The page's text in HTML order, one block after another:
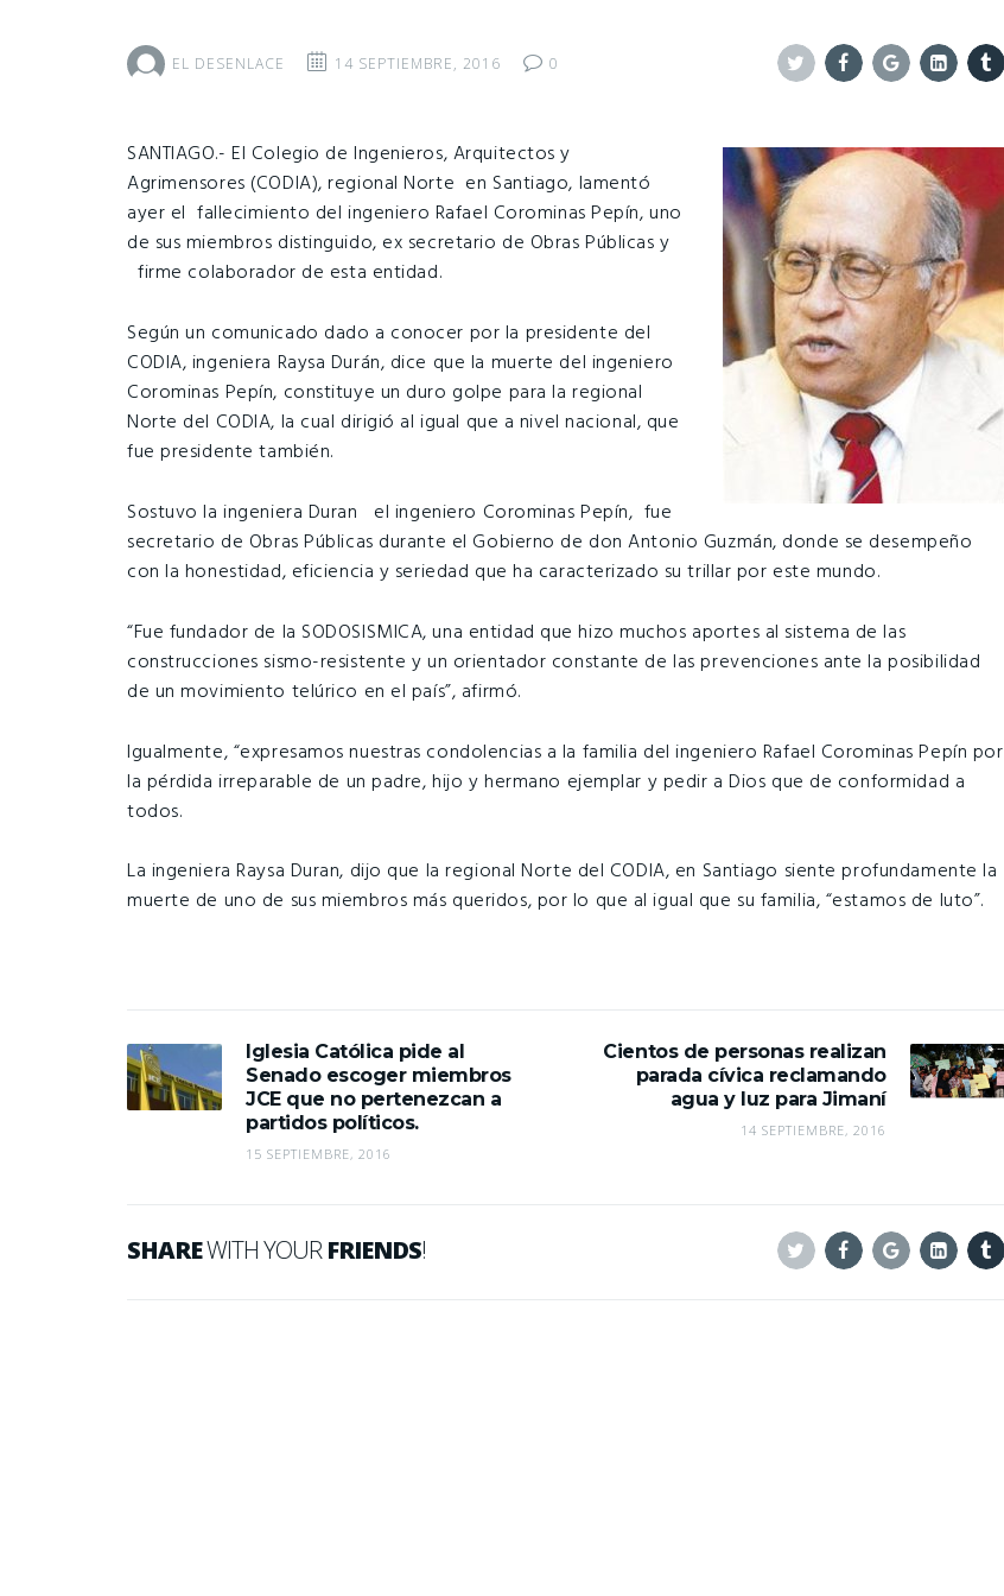
EL DESENLACE 14 SEPTIEMBRE, 2016
0
SANTIAGO.- El Colegio de Ingenieros, Arquitectos y
Agrimensores (CODIA), regional Norte en Santiago, lamentó
ayer el fallecimiento del ingeniero Rafael Corominas Pepín, uno
de sus miembros distinguido, ex secretario de Obras Públicas y
firme colaborador de esta entidad.
Según un comunicado dado a conocer por la presidente del
CODIA, ingeniera Raysa Durán, dice que la muerte del ingeniero
Corominas Pepín, constituye un duro golpe para la regional
Norte del CODIA, la cual dirigió al igual que a nivel nacional, que
fue presidente también.
Sostuvo la ingeniera Duran el ingeniero Corominas Pepín, fue
secretario de Obras Públicas durante el Gobierno de don Antonio Guzmán, donde se desempeño
con la honestidad, eficiencia y seriedad que ha caracterizado su trillar por este mundo.
“Fue fundador de la SODOSISMICA, una entidad que hizo muchos aportes al sistema de las
construcciones sismo-resistente y un orientador constante de las prevenciones ante la posibilidad
de un movimiento telúrico en el país”, afirmó.
Igualmente, “expresamos nuestras condolencias a la familia del ingeniero Rafael Corominas Pepín por
la pérdida irreparable de un padre, hijo y hermano ejemplar y pedir a Dios que de conformidad a
todos.
La ingeniera Raysa Duran, dijo que la regional Norte del CODIA, en Santiago siente profundamente la
muerte de uno de sus miembros más queridos, por lo que al igual que su familia, “estamos de luto”.
Iglesia Católica pide al
Senado escoger miembros
JCE que no pertenezcan a
partidos políticos.
15 SEPTIEMBRE, 2016
Cientos de personas realizan
parada cívica reclamando
agua y luz para Jimaní
14 SEPTIEMBRE, 2016
SHAREWITH YOURFRIENDS!